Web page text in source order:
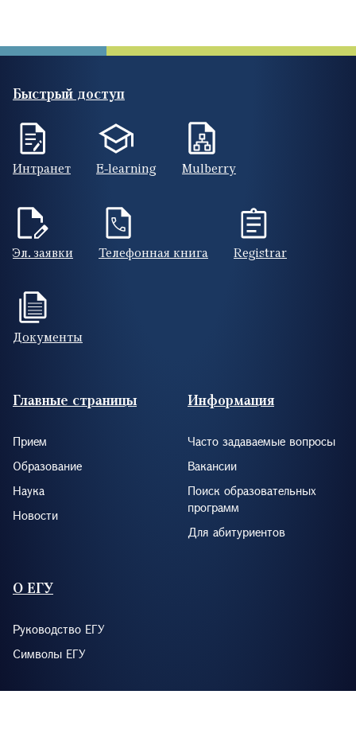
Быстрый доступ
Интранет E-learning Mulberry
Эл. заявки Телефонная книга Registrar
Документы
Footer (RUS)
Главные страницы
Прием
Образование
Наука
Новости
Информация
Часто задаваемые вопросы
Вакансии
Поиск образовательных
программ
Для абитуриентов
О ЕГУ
Руководство ЕГУ
Символы ЕГУ